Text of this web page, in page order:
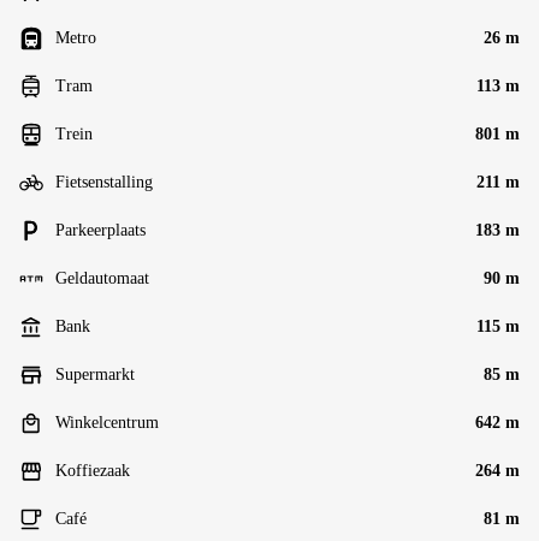
Metro 26 m
Tram 113 m
Trein 801 m
Fietsenstalling 211 m
Parkeerplaats 183 m
Geldautomaat 90 m
Bank 115 m
Supermarkt 85 m
Winkelcentrum 642 m
Koffiezaak 264 m
Café 81 m